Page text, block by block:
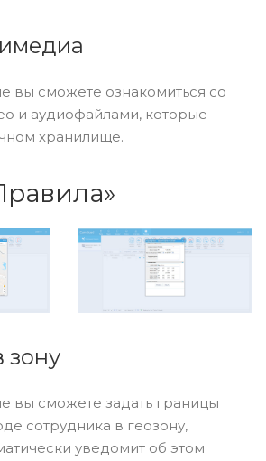
вы сможете ознакомиться со
и аудиофайлами, которые
хранилище.
зону
вы сможете задать границы
сотрудника в геозону,
уведомит об этом